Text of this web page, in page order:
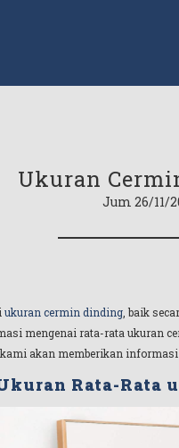
Ukuran
Jum 26/11/
ukuran cermin dinding, baik
mengenai rata-rata
akan memberikan
Rata-Rata